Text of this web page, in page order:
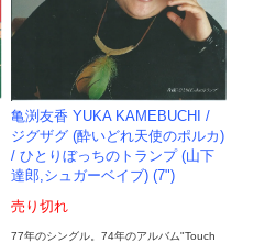
亀渕友香 YUKA KAMEBUCHI /
ジグザグ (酔いどれ天使のポルカ)
/ ひとりぼっちのトランプ (山下
達郎,シュガーベイブ) (7")
売り切れ
77年のシングル。74年のアルバム"Touch